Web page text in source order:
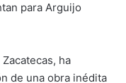
para Arguijo
ha
de una obra inédita